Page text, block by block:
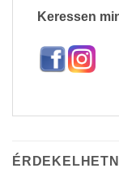
Keressen